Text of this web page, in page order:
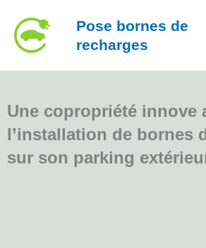
contenu
Pose bornes de
recharges
Une copropriété innove
l’installation de bornes
sur son parking